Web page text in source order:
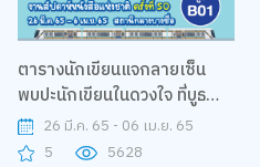
ตารางนักเขียนแจกลายเซ็น
พบปะนักเขียนในดวงใจ ที่บูธ
B2S Book Station
26 มี.ค. 65 - 06 เม.ย. 65
5
5628